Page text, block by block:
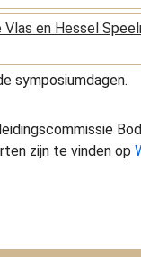
en Hessel
symposiumdagen.
zijn te vinden op